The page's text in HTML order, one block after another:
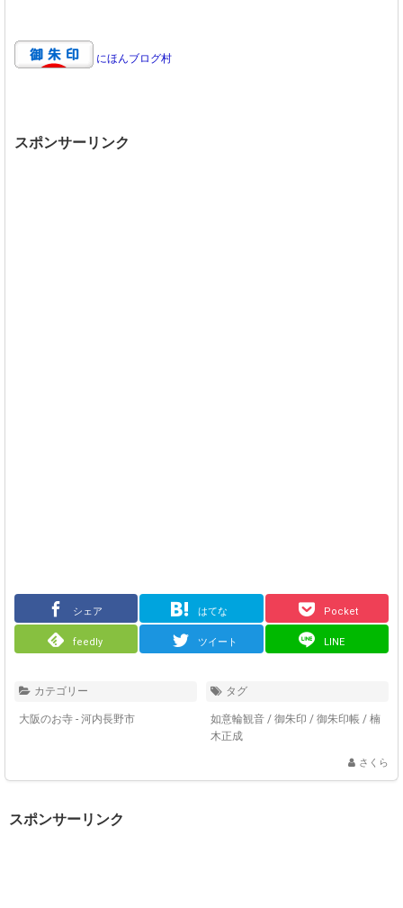
にほんブログ村
スポンサーリンク
シェア はてな Pocket
feedly ツイート LINE
カテゴリー
大阪のお寺 - 河内長野市
タグ
如意輪観音 / 御朱印 / 御朱印帳 / 楠
木正成
さくら
スポンサーリンク